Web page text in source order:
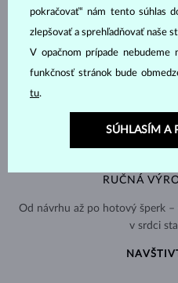
RUČNÁ
Od návrhu až po hotový šperk
v srdci
pokračovať“ nám tento súhlas
zlepšovať a sprehľadňovať naše
V opačnom prípade nebudeme
funkčnosť stránok bude
tu.
SÚHLASÍM A